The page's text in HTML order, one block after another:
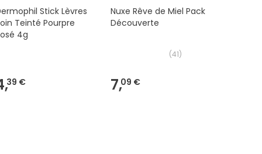
Stick Lèvres
Teinté Pourpre
4g
39 €
Nuxe Rêve de Miel Pack
Découverte
(41)
7,09 €